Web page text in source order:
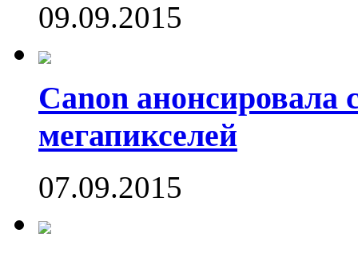
09.09.2015
Canon анонсировала
мегапикселей
07.09.2015